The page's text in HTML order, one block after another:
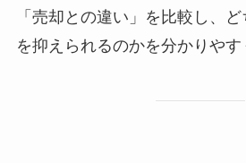
「売却との違い」を比較し、
を抑えられるのかを分かりやす